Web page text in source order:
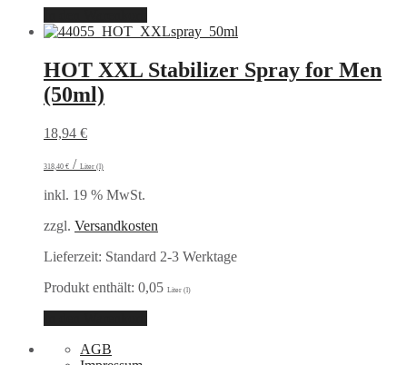
HOT XXL Stabilizer Spray for Men
(50ml)
18,94 €
318,40 € / Liter (l)
inkl. 19 % MwSt.
zzgl. Versandkosten
Lieferzeit: Standard 2-3 Werktage
Produkt enthält: 0,05 Liter (l)
AGB